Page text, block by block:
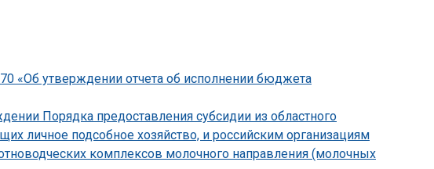
«Об утверждении отчета об исполнении бюджета
Порядка предоставления субсидии из областного
личное подсобное хозяйство, и российским организациям
комплексов молочного направления (молочных